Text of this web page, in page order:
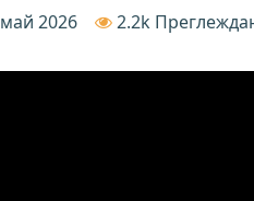
2026 2.2k